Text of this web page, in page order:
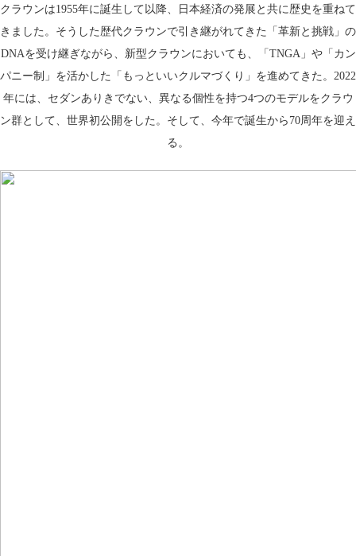
クラウンは1955年に誕生して以降、日本経済の発展と共に歴史を重ねて
きました。そうした歴代クラウンで引き継がれてきた「革新と挑戦」の
DNAを受け継ぎながら、新型クラウンにおいても、「TNGA」や「カン
パニー制」を活かした「もっといいクルマづくり」を進めてきた。2022
年には、セダンありきでない、異なる個性を持つ4つのモデルをクラウ
ン群として、世界初公開をした。そして、今年で誕生から70周年を迎え
る。